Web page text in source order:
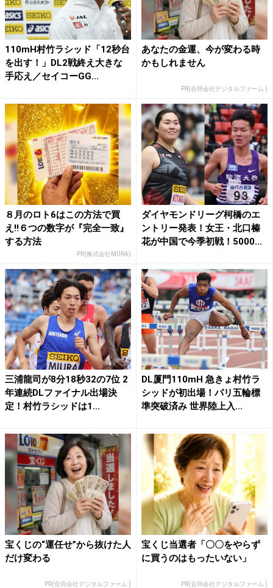
110mH村竹ラシッド「12秒台
を出す！」DL2戦終え大きな
手応え／セイコーGG...
あなたの金運、今が変わる時
かもしれません
PR(合同会社デジタルファーム )
８月のロト6はこの方法で買
え!!６つの数字が『完全一致』
する方法
PR(株式会社MURA)
ダイヤモンドリーグ柯橋のエ
ントリー発表！女王・北口榛
花が中国で今季初戦！5000...
三浦龍司が8分18秒32の7位 2
年連続DLファイナル出場決
定！村竹ラシッドは1...
DL厦門110mH 急きょ村竹ラ
シッドが初出場！パリ五輪標
準突破済み 世界陸上入...
宝くじの“運任せ”から抜けた人
だけ変わる
PR(合同会社デジタルファーム )
宝くじ当選者「〇〇をやらず
に買うのはもったいない」
PR(合同会社デジタルファーム )